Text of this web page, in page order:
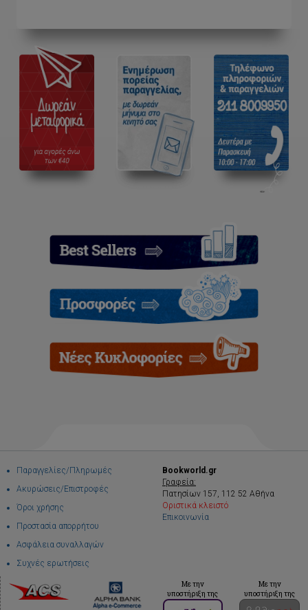
Παραγγελίες/Πληρωμές
Ακυρώσεις/Επιστροφές
Όροι χρήσης
Προστασία απορρήτου
Ασφάλεια συναλλαγών
Συχνές ερωτήσεις
Bookworld.gr
Γραφεία:
Πατησίων 157, 112 52 Αθήνα
Οριστικά κλειστό
Επικοινωνία
Με την
υποστήριξη της
Με την
υποστήριξη της